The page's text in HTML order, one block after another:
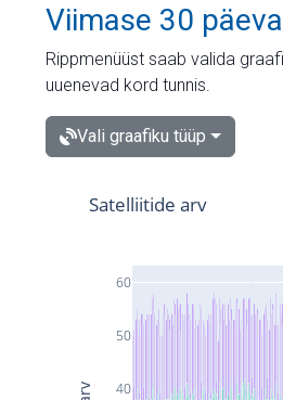
Viimase 30
Rippmenüüst saab valida
uuenevad kord tunnis.
Vali graafiku tüüp
40
50
60
Satelliitide arv